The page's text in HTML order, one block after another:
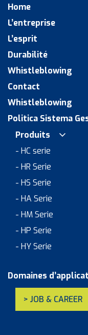
Home
L’entreprise
L’esprit
Durabilité
Whistleblowing
Contact
Whistleblowing
Politica Sistema
Produits
- HC serie
- HR Serie
- HS Serie
- HA Serie
- HM Serie
- HP Serie
- HY Serie
Domaines
> JOB & CAREER